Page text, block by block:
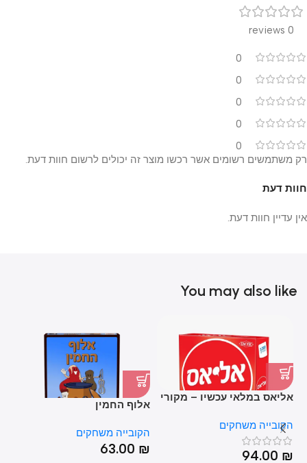
0 reviews
0
0
0
0
0
חוות דעת
אין עדיין חוות דעת.
רק משתמשים רשומים אשר רכשו מוצר זה יכולים לרשום חוות דעת.
You may also like
HOT
אליאס במלאי עכשיו – מקורי
הקובייה משחקים
94.00 ₪
אלוף החמין
הקובייה משחקים
63.00 ₪